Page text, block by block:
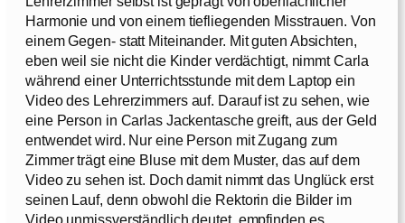
Harmonie und von einem tiefliegenden Misstrauen. Von
einem Gegen- statt Miteinander. Mit guten Absichten,
eben weil sie nicht die Kinder verdächtigt, nimmt Carla
während einer Unterrichtsstunde mit dem Laptop ein
Video des Lehrerzimmers auf. Darauf ist zu sehen, wie
eine Person in Carlas Jackentasche greift, aus der Geld
entwendet wird. Nur eine Person mit Zugang zum
Zimmer trägt eine Bluse mit dem Muster, das auf dem
Video zu sehen ist. Doch damit nimmt das Unglück erst
seinen Lauf, denn obwohl die Rektorin die Bilder im
Video unmissverständlich deutet, empfinden es